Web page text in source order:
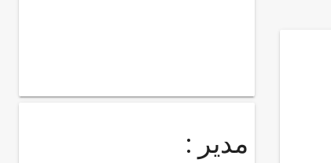
مدیر :